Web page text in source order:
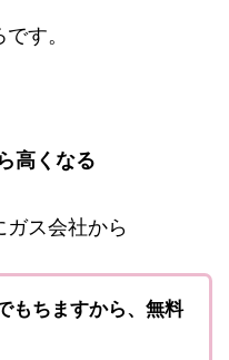
す。
高くなる
ガス会社から
もちますから、無料